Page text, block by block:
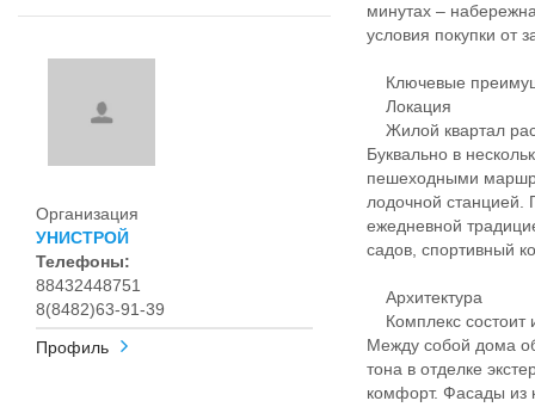
Организация
УНИСТРОЙ
Телефоны:
88432448751
8(8482)63-91-39
Профиль
минутах –
условия покупки от
Ключевые
Локация
Жилой квартал
Буквально в
пешеходными
лодочной станцией.
ежедневной
садов, спортивный
Архитектура
Комплекс состоит
Между собой дома
тона в отделке
комфорт. Фасады из